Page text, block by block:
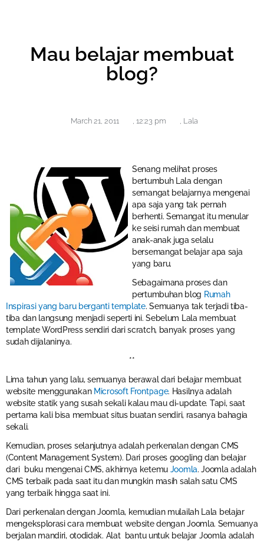
Mau belajar membuat
blog?
March 21, 2011 , 12:23 pm , Lala
Senang melihat proses
bertumbuh Lala dengan
semangat belajarnya mengenai
apa saja yang tak pernah
berhenti. Semangat itu menular
ke seisi rumah dan membuat
anak-anak juga selalu
bersemangat belajar apa saja
yang baru.
Sebagaimana proses dan
pertumbuhan blog Rumah
Inspirasi yang baru berganti template. Semuanya tak terjadi tiba-
tiba dan langsung menjadi seperti ini. Sebelum Lala membuat
template WordPress sendiri dari scratch, banyak proses yang
sudah dijalaninya.
**
Lima tahun yang lalu, semuanya berawal dari belajar membuat
website menggunakan Microsoft Frontpage. Hasilnya adalah
website statik yang susah sekali kalau mau di-update. Tapi, saat
pertama kali bisa membuat situs buatan sendiri, rasanya bahagia
sekali.
Kemudian, proses selanjutnya adalah perkenalan dengan CMS
(Content Management System). Dari proses googling dan belajar
dari buku mengenai CMS, akhirnya ketemu Joomla. Joomla adalah
CMS terbaik pada saat itu dan mungkin masih salah satu CMS
yang terbaik hingga saat ini.
Dari perkenalan dengan Joomla, kemudian mulailah Lala belajar
mengeksplorasi cara membuat website dengan Joomla. Semuanya
berjalan mandiri, otodidak. Alat bantu untuk belajar Joomla adalah